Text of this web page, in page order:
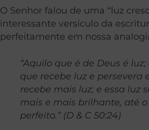
O Senhor falou de uma “luz
interessante versículo da
perfeitamente em nossa
“Aquilo que é de Deus é
que recebe luz e persevera
recebe mais luz; e essa luz
mais e mais brilhante, até
perfeito.” (D & C 50:24)